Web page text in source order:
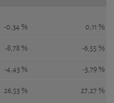
-0,34 % 0,11 %
-8,78 % -6,55 %
-4,43 % -3,79 %
26,53 % 27,27 %